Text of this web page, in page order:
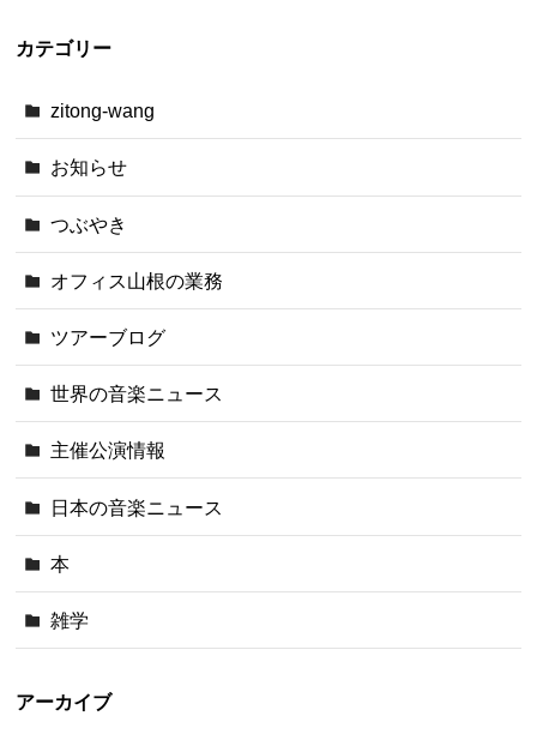
カテゴリー
zitong-wang
お知らせ
つぶやき
オフィス山根の業務
ツアーブログ
世界の音楽ニュース
主催公演情報
日本の音楽ニュース
本
雑学
アーカイブ